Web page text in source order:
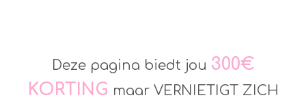
Deze pagina biedt jou 300€
KORTING maar VERNIETIGT ZICH